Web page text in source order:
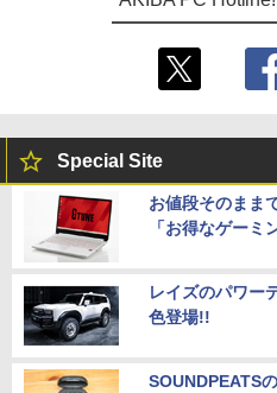
Special Site
お値段そのまま
「お得なゲーミ
レイズのパワー
色登場!!
SOUNDPEATS